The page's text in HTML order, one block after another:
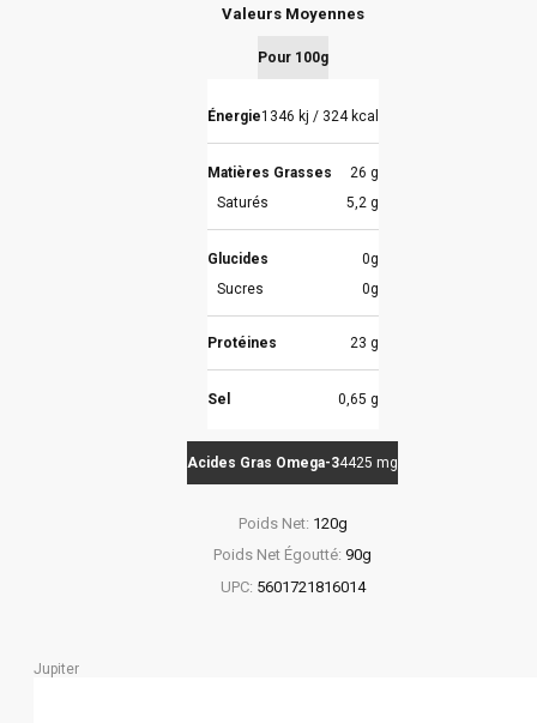
Valeurs Moyennes
Pour 100g
Énergie1346 kj / 324 kcal
Matières Grasses
26 g
Saturés
5,2 g
Glucides
0g
Sucres
0g
Protéines 23 g
Sel 0,65 g
Acides Gras Omega-34425 mg
Poids Net: 120g
Poids Net Égoutté: 90g
UPC: 5601721816014
Jupiter